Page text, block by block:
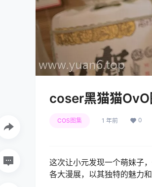
coser黑猫猫
COS图集 1 年前 0
这次让小元发现一个萌妹子
各大漫展，以其独特的魅力